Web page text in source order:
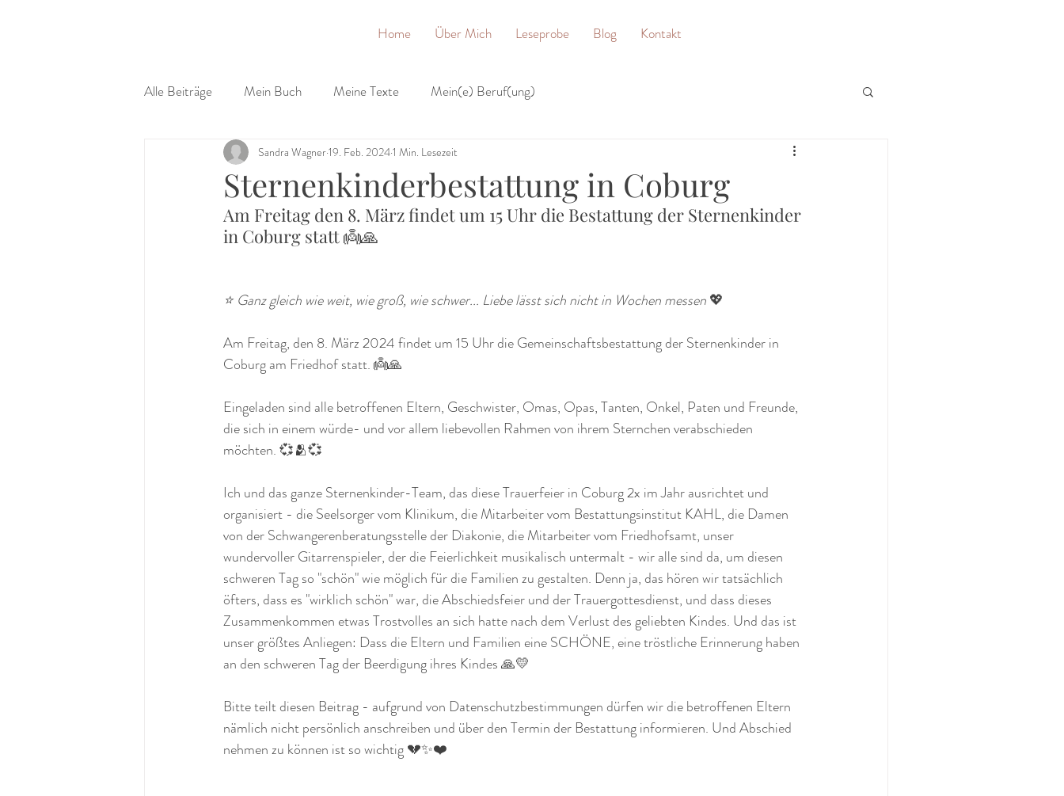
Home Über Mich Leseprobe Blog Kontakt
Alle Beiträge Mein Buch Meine Texte Mein(e) Beruf(ung)
Sternenkinderbestattung in Coburg
Sandra Wagner19. Feb. 20241 Min. Lesezeit
Am Freitag den 8. März findet um 15 Uhr die Bestattung der Sternenkinder
in Coburg statt 👼🙏
⭐️ Ganz gleich wie weit, wie groß, wie schwer... Liebe lässt sich nicht in Wochen messen 💖
Am Freitag, den 8. März 2024 findet um 15 Uhr die Gemeinschaftsbestattung der Sternenkinder in
Coburg am Friedhof statt. 👼🙏
Eingeladen sind alle betroffenen Eltern, Geschwister, Omas, Opas, Tanten, Onkel, Paten und Freunde,
die sich in einem würde- und vor allem liebevollen Rahmen von ihrem Sternchen verabschieden
möchten. 💞🫂💞
Ich und das ganze Sternenkinder-Team, das diese Trauerfeier in Coburg 2x im Jahr ausrichtet und
organisiert - die Seelsorger vom Klinikum, die Mitarbeiter vom Bestattungsinstitut KAHL, die Damen
von der Schwangerenberatungsstelle der Diakonie, die Mitarbeiter vom Friedhofsamt, unser
wundervoller Gitarrenspieler, der die Feierlichkeit musikalisch untermalt - wir alle sind da, um diesen
schweren Tag so "schön" wie möglich für die Familien zu gestalten. Denn ja, das hören wir tatsächlich
öfters, dass es "wirklich schön" war, die Abschiedsfeier und der Trauergottesdienst, und dass dieses
Zusammenkommen etwas Trostvolles an sich hatte nach dem Verlust des geliebten Kindes. Und das ist
unser größtes Anliegen: Dass die Eltern und Familien eine SCHÖNE, eine tröstliche Erinnerung haben
an den schweren Tag der Beerdigung ihres Kindes 🙏💛
Bitte teilt diesen Beitrag - aufgrund von Datenschutzbestimmungen dürfen wir die betroffenen Eltern
nämlich nicht persönlich anschreiben und über den Termin der Bestattung informieren. Und Abschied
nehmen zu können ist so wichtig 💔✨️❤️